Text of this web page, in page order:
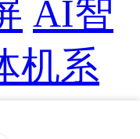
AI智
机系